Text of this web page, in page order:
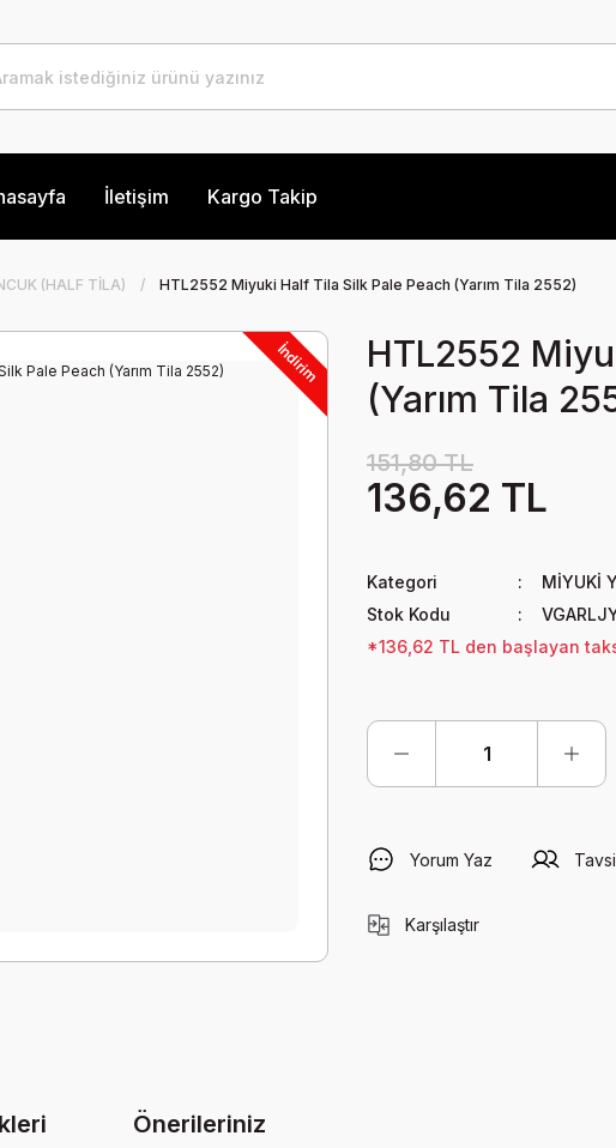
İletişim Kargo Takip
(HALF TİLA) HTL2552 Miyuki Half Tila Silk Pale Peach (Yarım Tila 2552)
İndirim
HTL2552
(Yarım Tila
151,80 TL
136,62 TL
Kategori
MİYUKİ
Stok Kodu
*136,62 TL den başlayan
Yorum Yaz
Karşılaştır
Önerileriniz